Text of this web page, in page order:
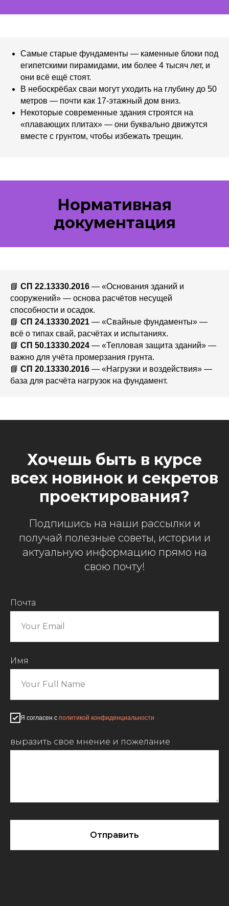
Самые старые фундаменты — каменные блоки под
египетскими пирамидами, им более 4 тысяч лет, и
они всё ещё стоят.
В небоскрёбах сваи могут уходить на глубину до 50
метров — почти как 17-этажный дом вниз.
Некоторые современные здания строятся на
«плавающих плитах» — они буквально движутся
вместе с грунтом, чтобы избежать трещин.
Нормативная
документация
📘 СП 22.13330.2016 — «Основания зданий и
сооружений» — основа расчётов несущей
способности и осадок.
📘 СП 24.13330.2021 — «Свайные фундаменты» —
всё о типах свай, расчётах и испытаниях.
📘 СП 50.13330.2024 — «Тепловая защита зданий» —
важно для учёта промерзания грунта.
📘 СП 20.13330.2016 — «Нагрузки и воздействия» —
база для расчёта нагрузок на фундамент.
Хочешь быть в курсе
всех новинок и секретов
проектирования?
Подпишись на наши рассылки и
получай полезные советы, истории и
актуальную информацию прямо на
свою почту!
Почта
Имя
Я согласен с политикой конфиденциальности
выразить свое мнение и пожелание
Отправить